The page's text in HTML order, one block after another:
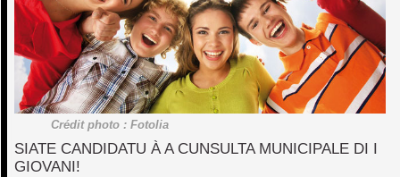
Crédit photo : Fotolia
SIATE CANDIDATU À A CUNSULTA MUNICIPALE DI I
GIOVANI!